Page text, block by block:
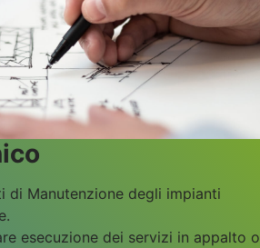
di Manutenzione degli impianti
esecuzione dei servizi in appalto o